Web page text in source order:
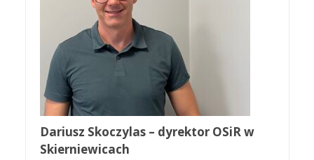
Dariusz Skoczylas – dyrektor OSiR w
Skierniewicach